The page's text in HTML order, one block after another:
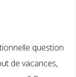
question
de vacances,